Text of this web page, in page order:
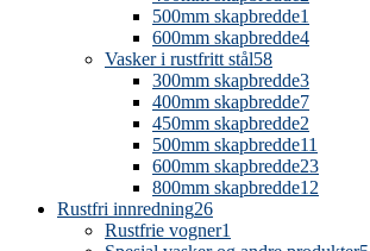
500mm skapbredde1
600mm skapbredde4
Vasker i rustfritt stål58
300mm skapbredde3
400mm skapbredde7
450mm skapbredde2
500mm skapbredde11
600mm skapbredde23
800mm skapbredde12
Rustfri innredning26
Rustfrie vogner1